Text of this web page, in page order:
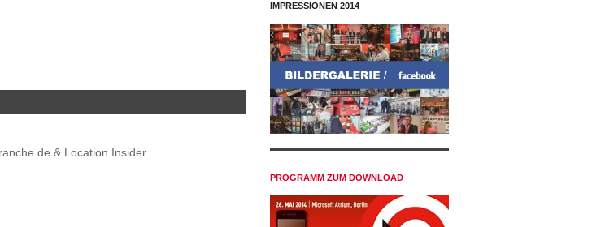
& Location Insider
IMPRESSIONEN 2014
PROGRAMM ZUM DOWNLOAD